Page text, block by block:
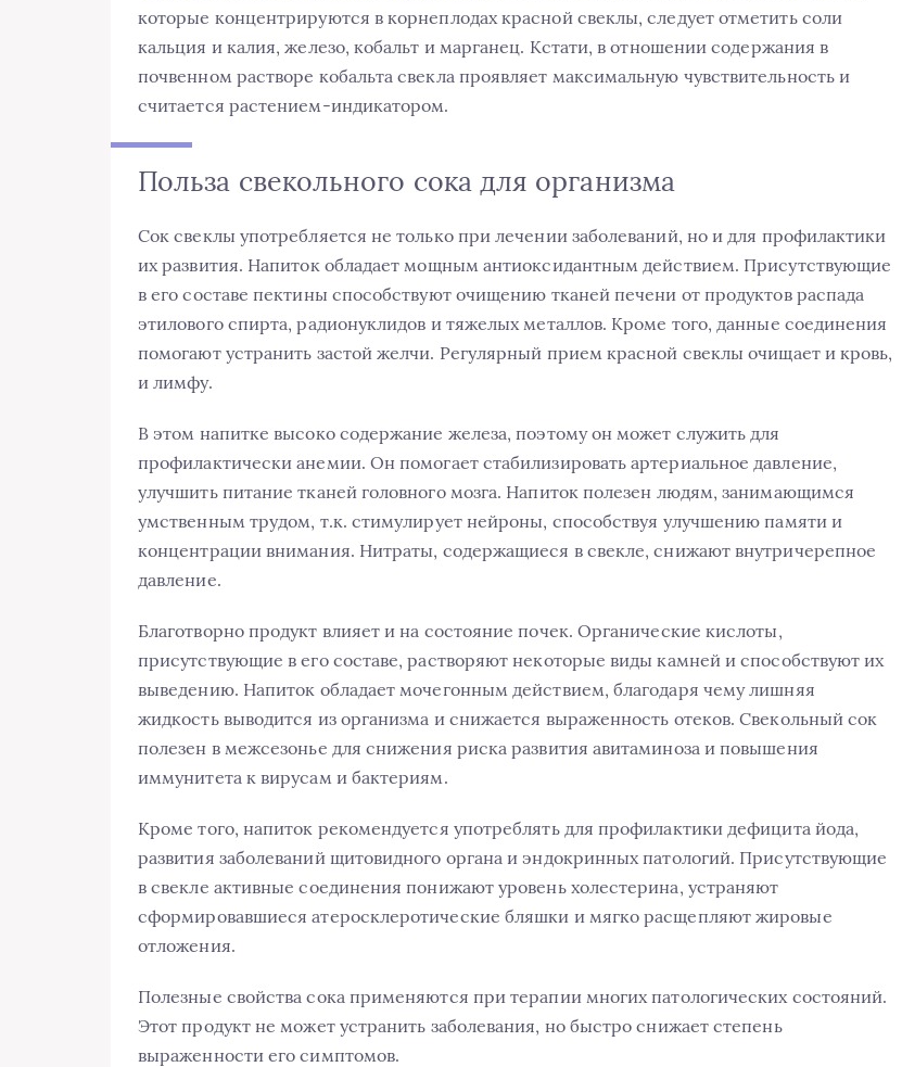
которые концентрируются в корнеплодах красной свеклы, следует отметить соли
кальция и калия, железо, кобальт и марганец. Кстати, в отношении содержания в
почвенном растворе кобальта свекла проявляет максимальную чувствительность и
считается растением-индикатором.
Польза свекольного сока для организма
Сок свеклы употребляется не только при лечении заболеваний, но и для профилактики
их развития. Напиток обладает мощным антиоксидантным действием. Присутствующие
в его составе пектины способствуют очищению тканей печени от продуктов распада
этилового спирта, радионуклидов и тяжелых металлов. Кроме того, данные соединения
помогают устранить застой желчи. Регулярный прием красной свеклы очищает и кровь,
и лимфу.
В этом напитке высоко содержание железа, поэтому он может служить для
профилактически анемии. Он помогает стабилизировать артериальное давление,
улучшить питание тканей головного мозга. Напиток полезен людям, занимающимся
умственным трудом, т.к. стимулирует нейроны, способствуя улучшению памяти и
концентрации внимания. Нитраты, содержащиеся в свекле, снижают внутричерепное
давление.
Благотворно продукт влияет и на состояние почек. Органические кислоты,
присутствующие в его составе, растворяют некоторые виды камней и способствуют их
выведению. Напиток обладает мочегонным действием, благодаря чему лишняя
жидкость выводится из организма и снижается выраженность отеков. Свекольный сок
полезен в межсезонье для снижения риска развития авитаминоза и повышения
иммунитета к вирусам и бактериям.
Кроме того, напиток рекомендуется употреблять для профилактики дефицита йода,
развития заболеваний щитовидного органа и эндокринных патологий. Присутствующие
в свекле активные соединения понижают уровень холестерина, устраняют
сформировавшиеся атеросклеротические бляшки и мягко расщепляют жировые
отложения.
Полезные свойства сока применяются при терапии многих патологических состояний.
Этот продукт не может устранить заболевания, но быстро снижает степень
выраженности его симптомов.